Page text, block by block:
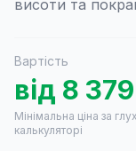
висоти та
Вартість
від 8 379
Мінімальна ціна за
калькуляторі